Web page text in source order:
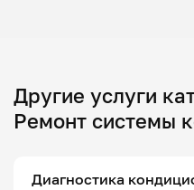
Другие услуги
Ремонт системы
Диагностика